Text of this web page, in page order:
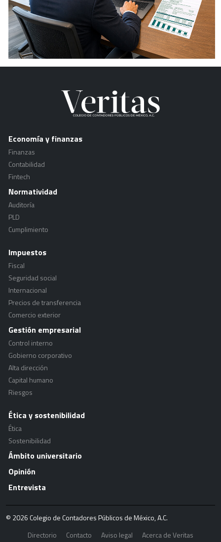
Economía y finanzas
Finanzas
Contabilidad
Fintech
Normatividad
Auditoría
PLD
Cumplimiento
Impuestos
Fiscal
Seguridad social
Internacional
Precios de transferencia
Comercio exterior
Gestión empresarial
Control interno
Gobierno corporativo
Alta dirección
Capital humano
Riesgos
Ética y sostenibilidad
Ética
Sostenibilidad
Ámbito universitario
Opinión
Entrevista
© 2026 Colegio de Contadores Públicos de México, A.C.
Directorio
Contacto Aviso legal Acerca de Veritas